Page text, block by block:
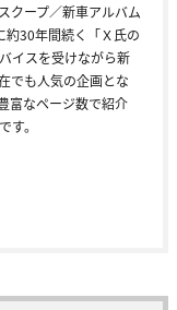
クープ／新車アルバム
約30年間続く「Ｘ氏の
イスを受けながら新
でも人気の企画とな
富なページ数で紹介
。